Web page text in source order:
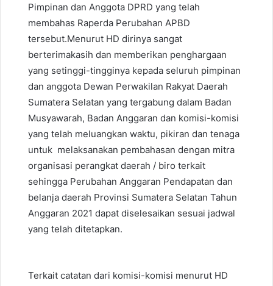
Pimpinan dan Anggota DPRD yang telah
membahas Raperda Perubahan APBD
tersebut.Menurut HD dirinya sangat
berterimakasih dan memberikan penghargaan
yang setinggi-tingginya kepada seluruh pimpinan
dan anggota Dewan Perwakilan Rakyat Daerah
Sumatera Selatan yang tergabung dalam Badan
Musyawarah, Badan Anggaran dan komisi-komisi
yang telah meluangkan waktu, pikiran dan tenaga
untuk melaksanakan pembahasan dengan mitra
organisasi perangkat daerah / biro terkait
sehingga Perubahan Anggaran Pendapatan dan
belanja daerah Provinsi Sumatera Selatan Tahun
Anggaran 2021 dapat diselesaikan sesuai jadwal
yang telah ditetapkan.
Terkait catatan dari komisi-komisi menurut HD